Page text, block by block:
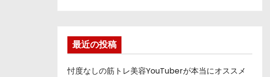
最近の投稿
忖度なしの筋トレ美容YouTuberが本当にオススメ